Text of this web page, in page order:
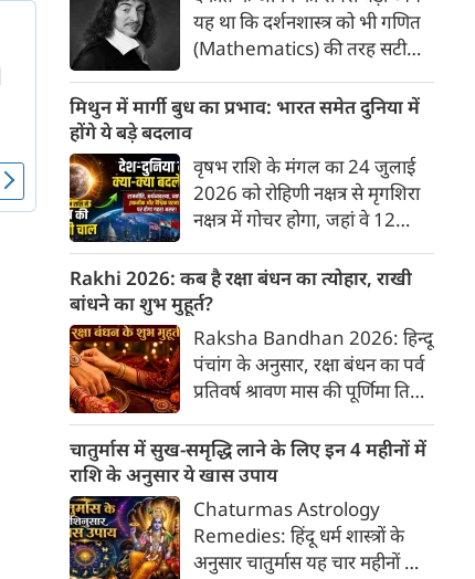
राशि 3 राशियों को रहना होगा
सावधान।
यह था कि दर्शनशास्त्र को भी गणित
(Mathematics) की तरह सटीक,
जाए। वे एक ऐसा सार्वभौमिक सत्य
खोजना चाहते थे, जिस पर कोई भी
प्रश्नचिह्न न लगा सके। इसी विचार ने
बुद्धिवाद (Rationalism) की नींव
रखी। आइए, देकार्त के इस अद्भुत
दार्शनिक चिंतन के 4 प्रमुख स्तंभों को
गहराई से समझते हैं।
मिथुन में मार्गी बुध का प्रभाव: भारत समेत दुनिया में
होंगे ये बड़े बदलाव
वृषभ राशि के मंगल का 24 जुलाई
2026 को रोहिणी नक्षत्र से मृगशिरा
नक्षत्र में गोचर होगा, जहां वे 12
में एक बड़ा हलचल भरा मोड़ आ चुका
है- बुध ग्रह अपनी ही प्रिय राशि मिथुन
में सीधे (मार्गी) चलने लगे हैं। अब जब
बुद्धि और संवाद का कारक ग्रह सीधी
चाल चलेगा, तो जाहिर है आपकी
सोच, बातचीत और फैसलों की रफ्तार
भी बदल जाएगी।
Rakhi 2026: कब है रक्षा बंधन का त्योहार, राखी
बांधने का शुभ मुहूर्त?
Raksha Bandhan 2026: हिन्दू
पंचांग के अनुसार, रक्षा बंधन का पर्व
प्रतिवर्ष श्रावण मास की पूर्णिमा तिथि
में इसे मिठास और खुशियों का उत्सव
माना गया है। यह भाई-बहन के प्रेम
का पावन पर्व है। यहां जानें रक्षा बंधन
2026 कब है? जानें रक्षा बंधन
2026 की तारीख...
चातुर्मास में सुख-समृद्धि लाने के लिए इन 4 महीनों में
राशि के अनुसार ये खास उपाय
Chaturmas Astrology
Remedies: हिंदू धर्म शास्त्रों के
अनुसार चातुर्मास यह चार महीनों का